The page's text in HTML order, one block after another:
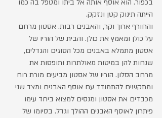
בכפור. הוא אוסף אותה אל ביתו ומטפל בה כמו
הייתה תינוק קטן ונזקק.
והחורף ארוך וקר, והאבנים רבות. אסטון מרחם
על כולן ומאמץ את כולן. והבית של הוריו של
אסטון מתמלא באבנים מכל הסוגים והגדלים,
שנחות להן במיטות מאולתרות ותופסות את
מרחב הסלון. הוריו של אסטון מביעים מורת רוח
ומתקשים להתמודד עם אוסף האבנים ומצד שני
מכבדים את אסטון ומנסים למצוא ביחד עימו
פיתרון לאוסף האבנים ההולך וגדל. בסיומו של